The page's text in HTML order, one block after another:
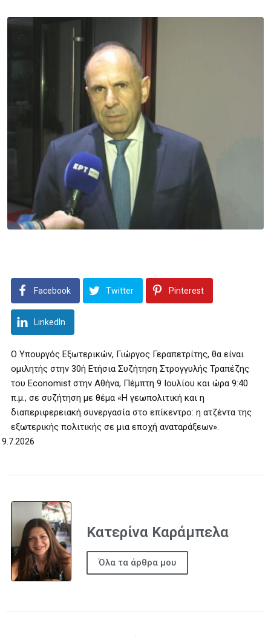
Facebook Twitter Pinterest
LinkedIn
Ο Υπουργός Εξωτερικών, Γιώργος Γεραπετρίτης, θα είναι
ομιλητής στην 30ή Ετήσια Συζήτηση Στρογγυλής Τραπέζης
του Economist στην Αθήνα, Πέμπτη 9 Ιουλίου και ώρα 9:40
π.μ., σε συζήτηση με θέμα «Η γεωπολιτική και η
διαπεριφερειακή συνεργασία στο επίκεντρο: η ατζέντα της
εξωτερικής πολιτικής σε μια εποχή αναταράξεων».
9.7.2026
Κατερίνα Καράμπελα
Όλα τα άρθρα μου